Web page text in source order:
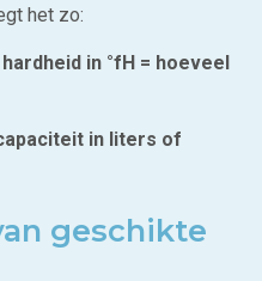
het zo:
in °fH = hoeveel
in liters of
geschikte